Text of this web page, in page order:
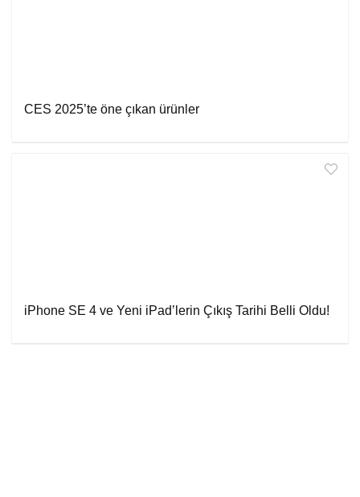
CES 2025’te öne çıkan ürünler
iPhone SE 4 ve Yeni iPad’lerin Çıkış Tarihi Belli Oldu!